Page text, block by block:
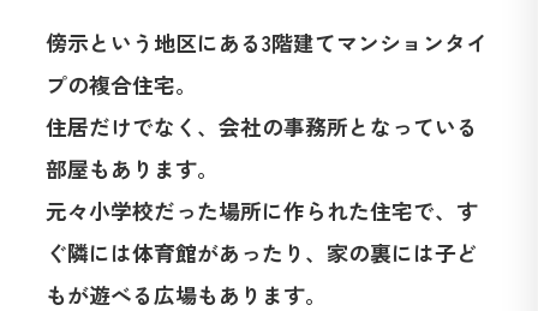
傍示という地区にある3階建てマンションタイ
プの複合住宅。
住居だけでなく、会社の事務所となっている
部屋もあります。
元々小学校だった場所に作られた住宅で、す
ぐ隣には体育館があったり、家の裏には子ど
もが遊べる広場もあります。